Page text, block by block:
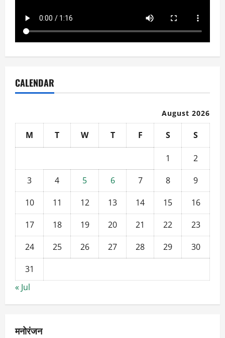
CALENDAR
August 2026
M T W T F S S
1
2
3
4 5 6 7 8
9
10
11 12 13 14 15
16
17
18 19 20 21 22
23
24
25 26 27 28 29
30
31
« Jul
मनोरंजन